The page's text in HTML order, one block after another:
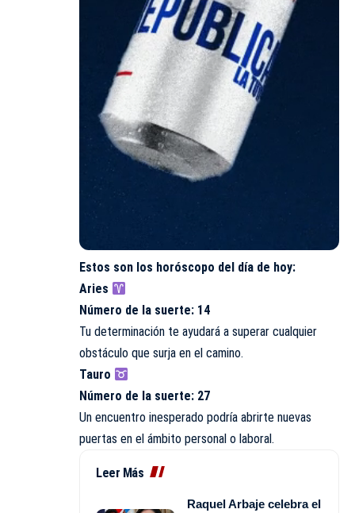
Estos son los horóscopo del día de hoy:
Aries
Número de la suerte: 14
Tu determinación te ayudará a superar cualquier
obstáculo que surja en el camino.
Tauro
Número de la suerte: 27
Un encuentro inesperado podría abrirte nuevas
puertas en el ámbito personal o laboral.
Leer Más
Raquel Arbaje celebra el